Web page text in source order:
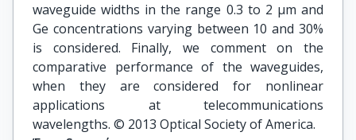
waveguide widths in the range 0.3 to 2 μm and
Ge concentrations varying between 10 and 30%
is considered. Finally, we comment on the
comparative performance of the waveguides,
when they are considered for nonlinear
applications at telecommunications
wavelengths. © 2013 Optical Society of America.